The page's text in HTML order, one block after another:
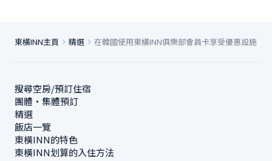
東橫INN主頁 精選 在韓國使用東橫INN俱樂部會員卡享受優惠設施
搜尋空房/預訂住宿
團體・集體預訂
精選
飯店一覽
東橫INN的特色
東橫INN划算的入住方法